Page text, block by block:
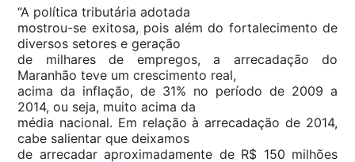
“A política tributária adotada
mostrou-se exitosa, pois além do fortalecimento de
diversos setores e geração
de milhares de empregos, a arrecadação do
Maranhão teve um crescimento real,
acima da inflação, de 31% no período de 2009 a
2014, ou seja, muito acima da
média nacional. Em relação à arrecadação de 2014,
cabe salientar que deixamos
de arrecadar aproximadamente de R$ 150 milhões